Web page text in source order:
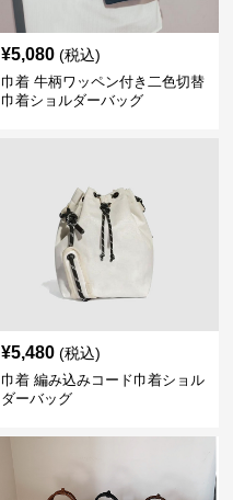
¥5,080 (税込)
巾着 牛柄ワッペン付き二色切替
巾着ショルダーバッグ
¥5,480 (税込)
巾着 編み込みコード巾着ショル
ダーバッグ